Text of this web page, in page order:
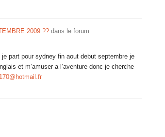
2009 ?? dans le forum
part pour sydney fin aout debut septembre je
et m’amuser a l’aventure donc je cherche